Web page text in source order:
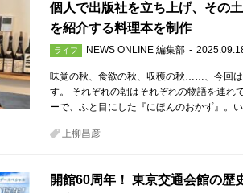
個人で出版社を立ち上げ、その
を紹介する料理本を制作
ライフ NEWS ONLINE 編集部
味覚の秋、食欲の秋、収穫の秋……、今回
す。 それぞれの朝はそれぞれの物語を連れ
ーで、ふと目にした『にほんのおかず』。
上柳昌彦
開館60周年！ 東京交通会館の歴